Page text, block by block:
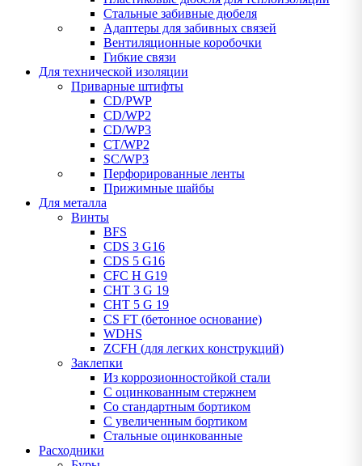
Стальные забивные дюбеля
Адаптеры для забивных связей
Вентиляционные коробочки
Гибкие связи
Для технической изоляции
Приварные штифты
CD/PWP
CD/WP2
CD/WP3
CT/WP2
SC/WP3
Перфорированные ленты
Прижимные шайбы
Для металла
Винты
BFS
CDS 3 G16
CDS 5 G16
CFC H G19
CHT 3 G 19
CHT 5 G 19
CS FT (бетонное основание)
WDHS
ZCFH (для легких конструкций)
Заклепки
Из коррозионностойкой стали
С оцинкованным стержнем
Со стандартным бортиком
С увеличенным бортиком
Стальные оцинкованные
Расходники